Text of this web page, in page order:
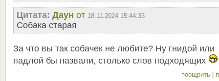
Цитата: Даун от 18.11.2024 15:44:33
Собака старая
За что вы так собачек не любите? Ну гнидой или
падлой бы назвали, столько слов подходящих
поощрить